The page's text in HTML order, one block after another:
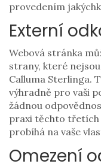
provedením
Externí
Webová stránka
strany, které
Calluma Sterlinga.
výhradně pro vaši
žádnou
praxi těchto třetích
probíhá na vaše
Omezení